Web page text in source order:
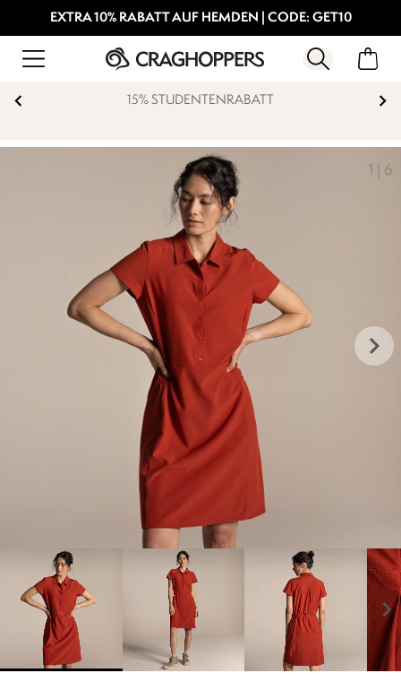
EXTRA 10% RABATT AUF HEMDEN | CODE: GET10
15% STUDENTENRABATT
1 6
keyboard_arrow_right
chevron_right